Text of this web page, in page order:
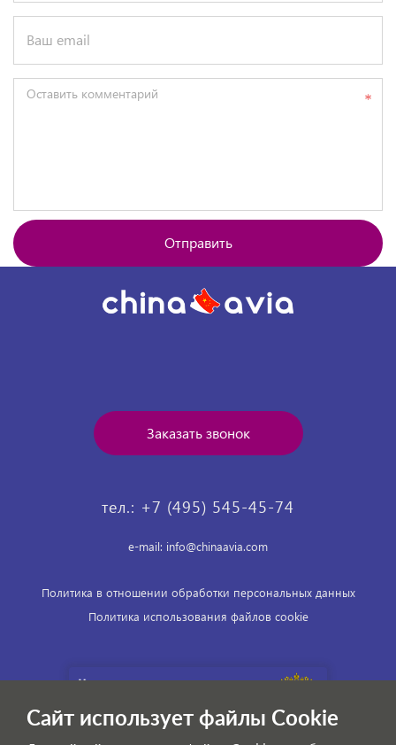
Ваш email
Оставить комментарий
Отправить
Заказать звонок
тел.: +7 (495) 545-45-74
e-mail: info@chinaavia.com
Политика в отношении обработки персональных данных
Политика использования файлов cookie
Сайт использует файлы Cookie